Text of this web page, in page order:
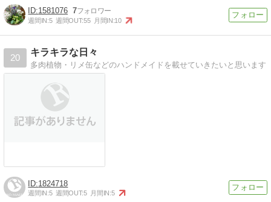
1581076 7
週間IN:5 週間OUT:55 月間IN:10
20
キラキラな日々
多肉植物・リメ缶などのハンドメイドを載せていきたいと思います
1824718
週間IN:5 週間OUT:5 月間IN:5